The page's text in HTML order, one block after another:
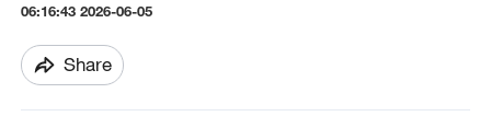
06:16:43 2026-06-05
Share